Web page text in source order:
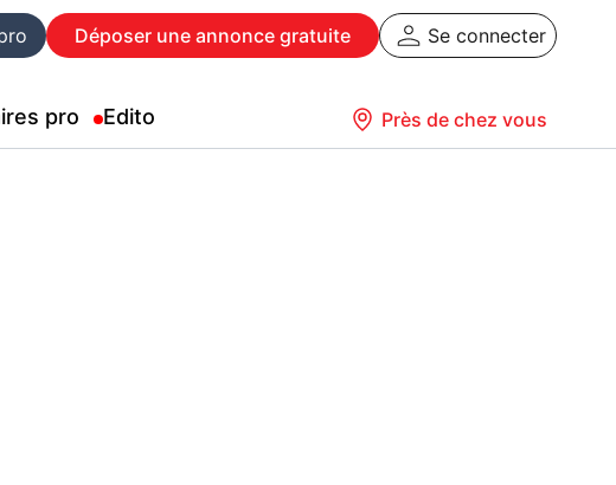
Déposer une annonce gratuite Se connecter
pro Edito Près de chez vous